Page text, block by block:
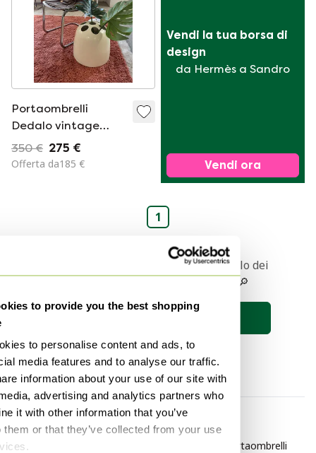
to provide you the best shopping
to personalise content and ads, to
media features and to analyse our traffic.
information about your use of our site with
advertising and analytics partners who
it with other information that you’ve
them or that they’ve collected from your use
Portaombrelli
Dedalo vintage
Space Age Artemide
350 € 275 €
Offerta da185 €
Vendi la tua borsa di
design
da Hermès a Sandro
Vendi ora
1
Ricevere una notifica quando l'articolo dei
vostri sogni viene messo online 🔎
Per categoria
Artemide Decorazione
Bořek Šípek Portaombrelli